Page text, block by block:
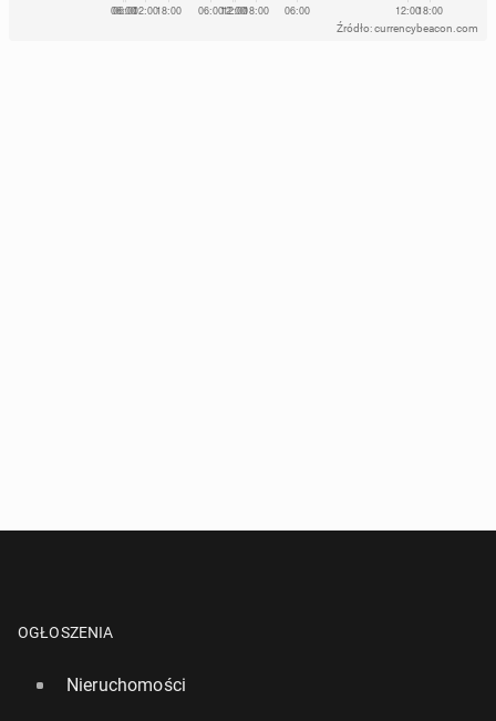
Źródło: currencybeacon.com
OGŁOSZENIA
Nieruchomości